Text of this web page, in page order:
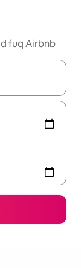
fuq Airbnb
riżultat